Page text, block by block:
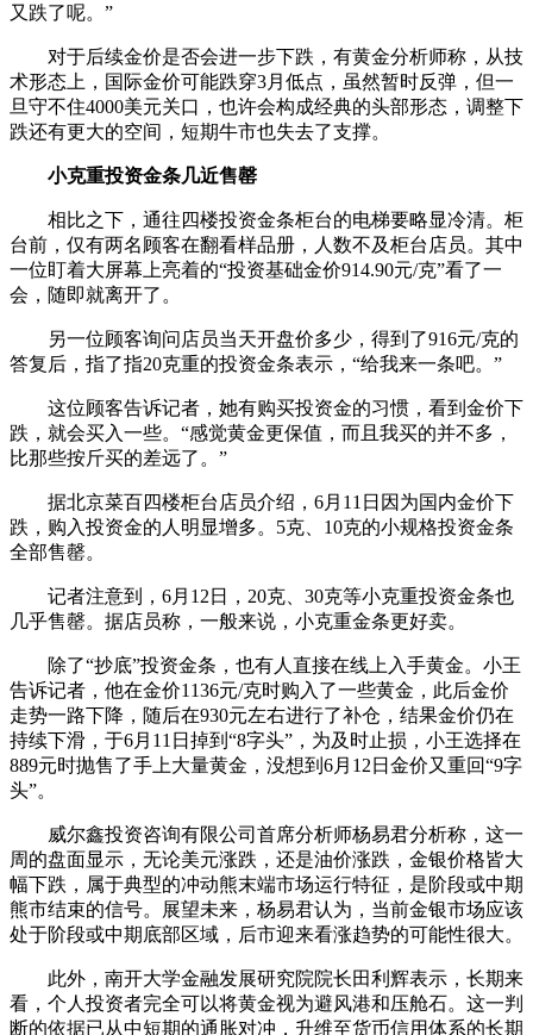
又跌了呢。”
对于后续金价是否会进一步下跌，有黄金分析师称，从技
术形态上，国际金价可能跌穿3月低点，虽然暂时反弹，但一
旦守不住4000美元关口，也许会构成经典的头部形态，调整下
跌还有更大的空间，短期牛市也失去了支撑。
小克重投资金条几近售罄
相比之下，通往四楼投资金条柜台的电梯要略显冷清。柜
台前，仅有两名顾客在翻看样品册，人数不及柜台店员。其中
一位盯着大屏幕上亮着的“投资基础金价914.90元/克”看了一
会，随即就离开了。
另一位顾客询问店员当天开盘价多少，得到了916元/克的
答复后，指了指20克重的投资金条表示，“给我来一条吧。”
这位顾客告诉记者，她有购买投资金的习惯，看到金价下
跌，就会买入一些。“感觉黄金更保值，而且我买的并不多，
比那些按斤买的差远了。”
据北京菜百四楼柜台店员介绍，6月11日因为国内金价下
跌，购入投资金的人明显增多。5克、10克的小规格投资金条
全部售罄。
记者注意到，6月12日，20克、30克等小克重投资金条也
几乎售罄。据店员称，一般来说，小克重金条更好卖。
除了“抄底”投资金条，也有人直接在线上入手黄金。小王
告诉记者，他在金价1136元/克时购入了一些黄金，此后金价
走势一路下降，随后在930元左右进行了补仓，结果金价仍在
持续下滑，于6月11日掉到“8字头”，为及时止损，小王选择在
889元时抛售了手上大量黄金，没想到6月12日金价又重回“9字
头”。
威尔鑫投资咨询有限公司首席分析师杨易君分析称，这一
周的盘面显示，无论美元涨跌，还是油价涨跌，金银价格皆大
幅下跌，属于典型的冲动熊末端市场运行特征，是阶段或中期
熊市结束的信号。展望未来，杨易君认为，当前金银市场应该
处于阶段或中期底部区域，后市迎来看涨趋势的可能性很大。
此外，南开大学金融发展研究院院长田利辉表示，长期来
看，个人投资者完全可以将黄金视为避风港和压舱石。这一判
断的依据已从中短期的通胀对冲，升维至货币信用体系的长期